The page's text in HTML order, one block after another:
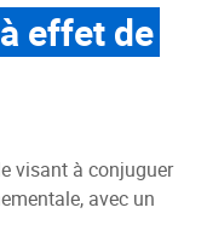
effet de
visant à conjuguer
avec un